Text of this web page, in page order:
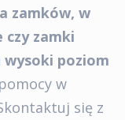
zamków, w
czy zamki
poziom
w
się z